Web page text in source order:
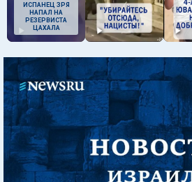
ИСПАНЕЦ ЗРЯ
НАПАЛ НА
РЕЗЕРВИСТА
ЦАХАЛА